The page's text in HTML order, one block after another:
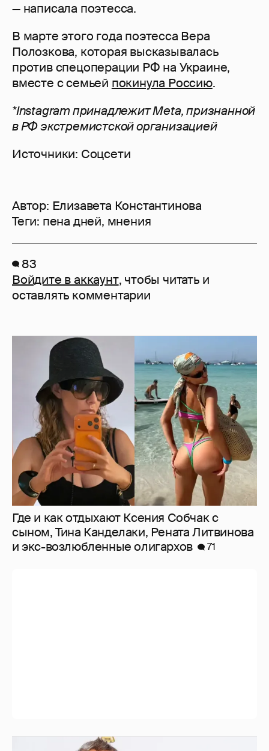
— написала поэтесса.
В марте этого года поэтесса Вера
Полозкова, которая высказывалась
против спецоперации РФ на Украине,
вместе с семьей покинула Россию.
*Instagram принадлежит Meta, признанной
в РФ экстремистской организацией
Источники: Соцсети
Автор: Елизавета Константинова
Теги: пена дней, мнения
83
Войдите в аккаунт, чтобы читать и
оставлять комментарии
Где и как отдыхают Ксения Собчак с
сыном, Тина Канделаки, Рената Литвинова
и экс-возлюбленные олигархов
71